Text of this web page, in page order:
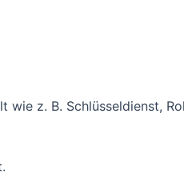
z. B. Schlüsseldienst,